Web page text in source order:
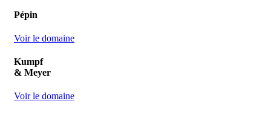
Pépin
Voir le domaine
Kumpf
& Meyer
Voir le domaine